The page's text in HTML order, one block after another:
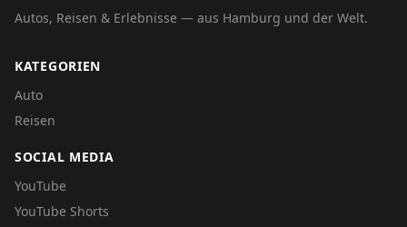
Autos, Reisen & Erlebnisse — aus Hamburg und der Welt.
KATEGORIEN
Auto
Reisen
SOCIAL MEDIA
YouTube
YouTube Shorts